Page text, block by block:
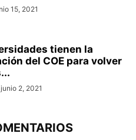
15, 2021
tienen la
del COE para volver
junio 2, 2021